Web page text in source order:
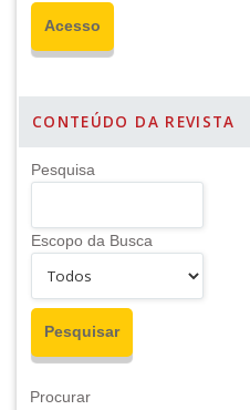
CONTEÚDO DA REVISTA
Pesquisa
Escopo da Busca
Procurar